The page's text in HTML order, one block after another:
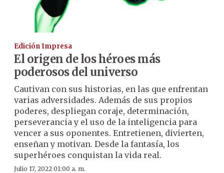
Edición Impresa
El origen de los héroes más
poderosos del universo
Cautivan con sus historias, en las que enfrentan
varias adversidades. Además de sus propios
poderes, despliegan coraje, determinación,
perseverancia y el uso de la inteligencia para
vencer a sus oponentes. Entretienen, divierten,
enseñan y motivan. Desde la fantasía, los
superhéroes conquistan la vida real.
Julio 17, 2022 01:00 a. m.